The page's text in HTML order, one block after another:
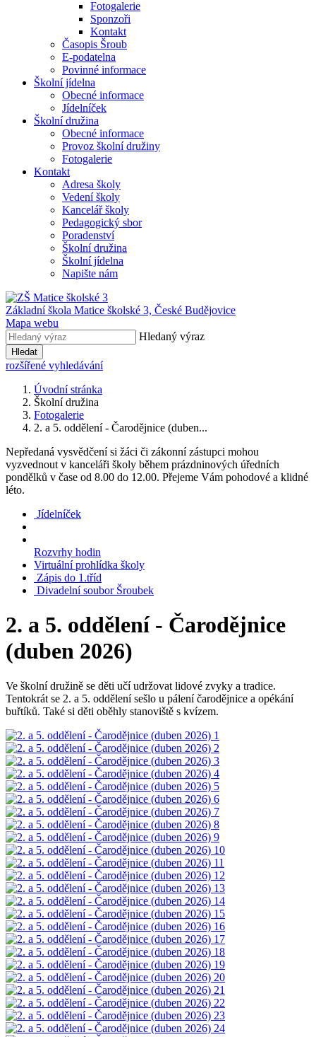
Fotogalerie
Sponzoři
Kontakt
Časopis Šroub
E-podatelna
Povinné informace
Školní jídelna
Obecné informace
Jídelníček
Školní družina
Obecné informace
Provoz školní družiny
Fotogalerie
Kontakt
Adresa školy
Vedení školy
Kancelář školy
Pedagogický sbor
Poradenství
Školní družina
Školní jídelna
Napište nám
Základní škola Matice školské 3, České Budějovice
Mapa webu
Hledaný výraz
Hledat
rozšířené vyhledávání
Úvodní stránka
Školní družina
Fotogalerie
2. a 5. oddělení - Čarodějnice (duben...
Nepředaná vysvědčení si žáci či zákonní zástupci mohou
vyzvednout v kanceláři školy během prázdninových úředních
pondělků v čase od 8.00 do 12.00. Přejeme Vám pohodové a klidné
léto.
Jídelníček
Rozvrhy hodin
Virtuální prohlídka školy
Zápis do 1.tříd
Divadelní soubor Šroubek
2. a 5. oddělení - Čarodějnice
(duben 2026)
Ve školní družině se děti učí udržovat lidové zvyky a tradice.
Tentokrát se 2. a 5. oddělení sešlo u pálení čarodějnice a opékání
buřtíků. Také si děti oběhly stanoviště s kvízem.